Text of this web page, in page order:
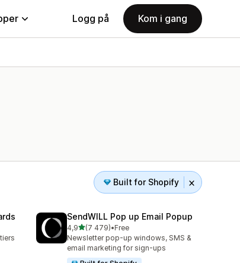
Logg på Kom i gang
Built for Shopify
SendWILL Pop up Email Popup
4,9av 5 stjerner
(7 479)
Totalt 7479 omtaler
•Free
Newsletter pop-up windows, SMS &
email marketing for sign-ups